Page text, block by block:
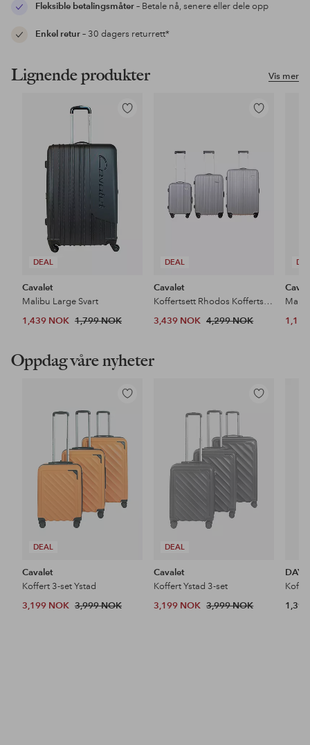
Fleksible betalingsmåter– Betale nå, senere eller dele opp
Enkel retur– 30 dagers returrett*
Vis mer
Lignende produkter
DEAL
Legg
Cavalet
Malibu Large Svart
1,439 NOK 1,799 NOK
DEAL
Legg
Cavalet
Koffertsett Rhodos Koffertsett - 3 stk
3,439 NOK 4,299 NOK
Oppdag våre nyheter
DEAL
Legg
Cavalet
Koffert 3-set Ystad
3,199 NOK 3,999 NOK
DEAL
Legg
Cavalet
Koffert Ystad 3-set
3,199 NOK 3,999 NOK
DAY